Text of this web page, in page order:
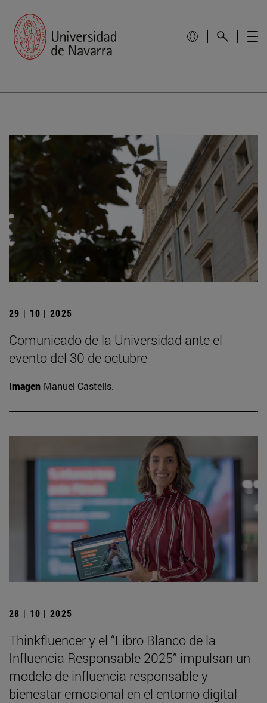
29 | 10 | 2025
Comunicado de la Universidad ante el
evento del 30 de octubre
Imagen Manuel Castells.
28 | 10 | 2025
Thinkfluencer y el “Libro Blanco de la
Influencia Responsable 2025” impulsan un
modelo de influencia responsable y
bienestar emocional en el entorno digital